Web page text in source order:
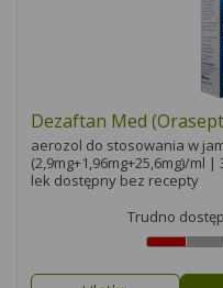
Dezaftan Med
aerozol do stosowania w
(2,9mg+1,96mg+25,6mg)/ml
lek dostępny bez recepty
Trudno